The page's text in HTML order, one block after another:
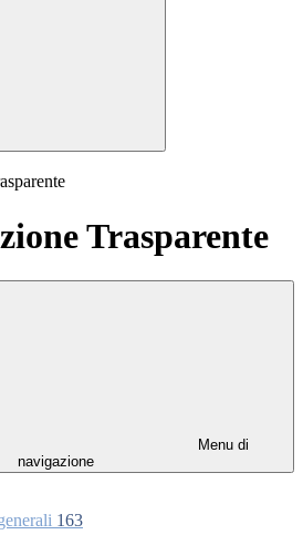
Trasparente
Menu di
navigazione
163